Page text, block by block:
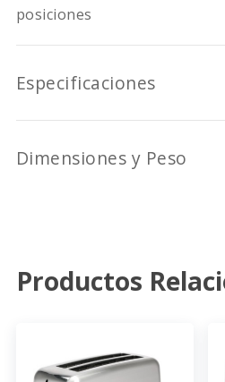
posiciones
Especificaciones
Dimensiones y Peso
Productos